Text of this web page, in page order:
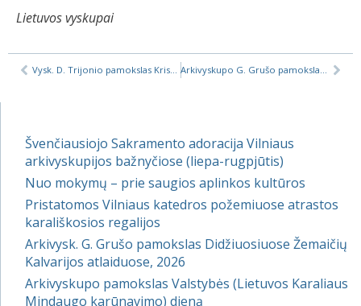
Lietuvos vyskupai
Vysk. D. Trijonio pamokslas Kristaus kančios pamaldose Arkivyskupo G. Grušo pamokslas Velyknakčio šv. Mišiose
Švenčiausiojo Sakramento adoracija Vilniaus
arkivyskupijos bažnyčiose (liepa-rugpjūtis)
Nuo mokymų – prie saugios aplinkos kultūros
Pristatomos Vilniaus katedros požemiuose atrastos
karališkosios regalijos
Arkivysk. G. Grušo pamokslas Didžiuosiuose Žemaičių
Kalvarijos atlaiduose, 2026
Arkivyskupo pamokslas Valstybės (Lietuvos Karaliaus
Mindaugo karūnavimo) dieną